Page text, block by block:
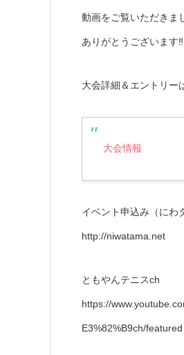
動画をご覧いただきま
ありがとうございます‼
大会詳細＆エントリー
大会情報
イベント申込み（にわ
http://niwatama.net
ともやんテニスch
https://
E3%82%B9ch/featured